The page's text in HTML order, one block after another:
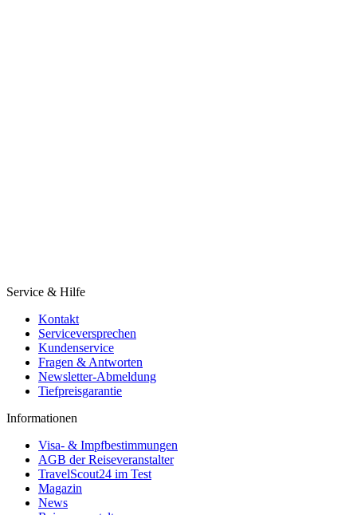
Service & Hilfe
Kontakt
Serviceversprechen
Kundenservice
Fragen & Antworten
Newsletter-Abmeldung
Tiefpreisgarantie
Informationen
Visa- & Impfbestimmungen
AGB der Reiseveranstalter
TravelScout24 im Test
Magazin
News